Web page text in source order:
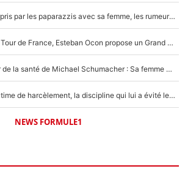
F1 : Charles Leclerc surpris par les paparazzis avec sa femme, les rumeurs étaient vraies !
Comme pour le final du Tour de France, Esteban Ocon propose un Grand Prix de Formule 1 à Paris : «Autour de l’Arc de Triomphe, ce serait génial» !
Nouvelle rumeur autour de la santé de Michael Schumacher : Sa femme Corinna sort du silence
F1 - Lewis Hamilton victime de harcèlement, la discipline qui lui a évité le pire : «J'aurais probablement mal tourné»
NEWS FORMULE1